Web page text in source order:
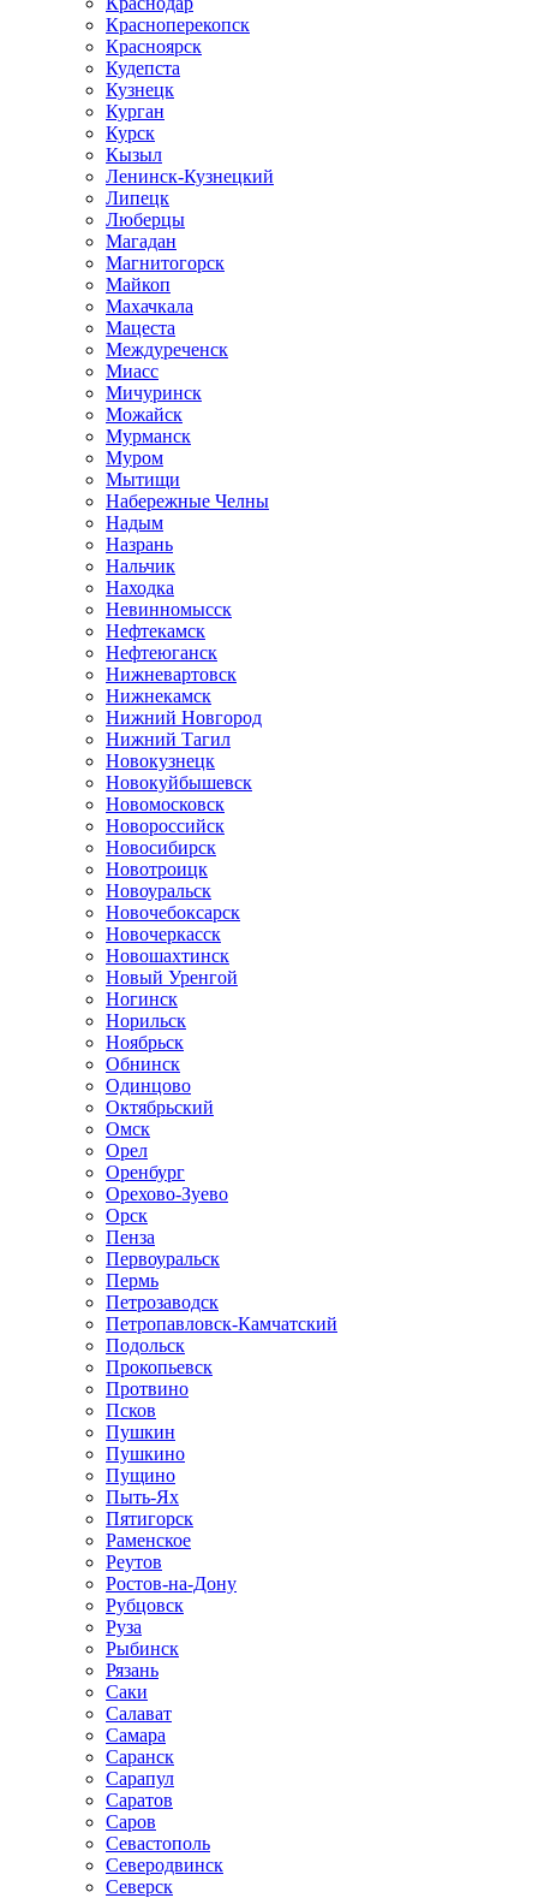
Красноперекопск
Красноярск
Кудепста
Кузнецк
Курган
Курск
Кызыл
Ленинск-Кузнецкий
Липецк
Люберцы
Магадан
Магнитогорск
Майкоп
Махачкала
Мацеста
Междуреченск
Миасс
Мичуринск
Можайск
Мурманск
Муром
Мытищи
Набережные Челны
Надым
Назрань
Нальчик
Находка
Невинномысск
Нефтекамск
Нефтеюганск
Нижневартовск
Нижнекамск
Нижний Новгород
Нижний Тагил
Новокузнецк
Новокуйбышевск
Новомосковск
Новороссийск
Новосибирск
Новотроицк
Новоуральск
Новочебоксарск
Новочеркасск
Новошахтинск
Новый Уренгой
Ногинск
Норильск
Ноябрьск
Обнинск
Одинцово
Октябрьский
Омск
Орел
Оренбург
Орехово-Зуево
Орск
Пенза
Первоуральск
Пермь
Петрозаводск
Петропавловск-Камчатский
Подольск
Прокопьевск
Протвино
Псков
Пушкин
Пушкино
Пущино
Пыть-Ях
Пятигорск
Раменское
Реутов
Ростов-на-Дону
Рубцовск
Руза
Рыбинск
Рязань
Саки
Салават
Самара
Саранск
Сарапул
Саратов
Саров
Севастополь
Северодвинск
Северск